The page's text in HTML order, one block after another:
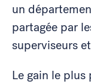
un
partagée par
superviseurs
Le gain le